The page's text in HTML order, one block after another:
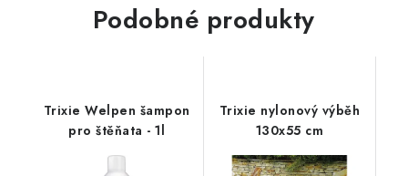
Podobné produkty
Trixie Welpen šampon
pro štěňata - 1l
Trixie nylonový výběh
130x55 cm